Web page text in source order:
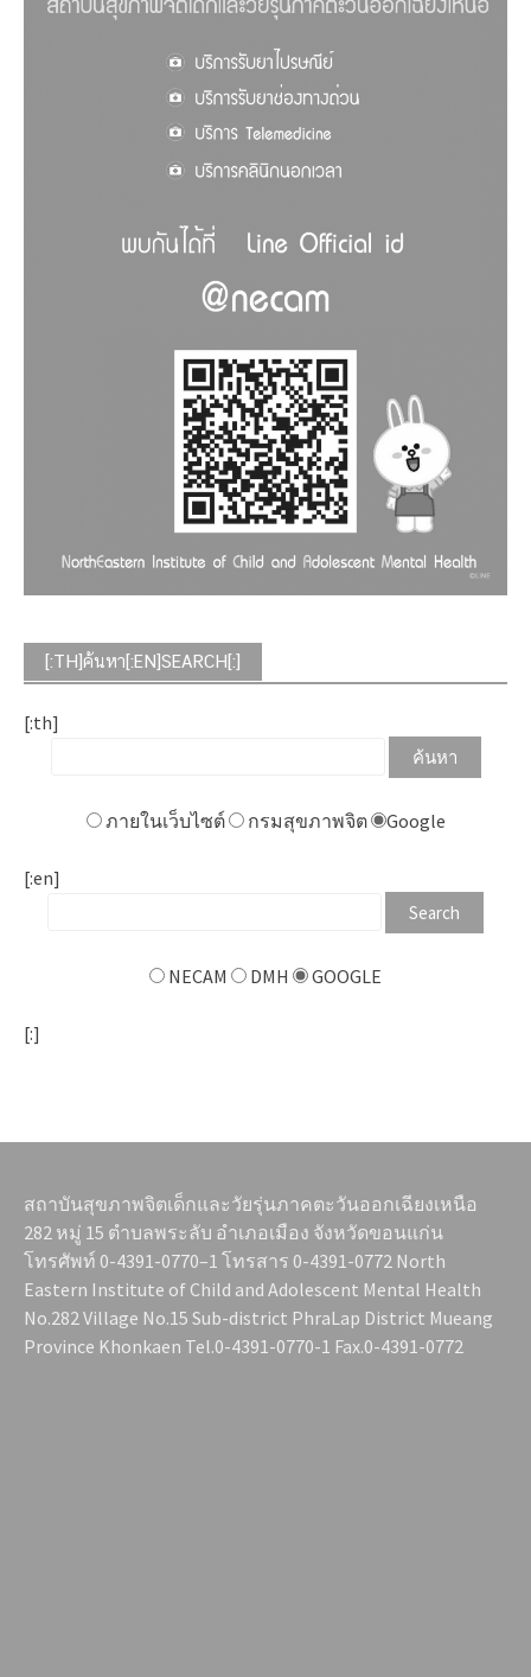
[:TH]ค้นหา[:EN]SEARCH[:]
[:th]
ภายในเว็บไซต์ กรมสุขภาพจิต Google
[:en]
NECAM DMH GOOGLE
[:]
สถาบันสุขภาพจิตเด็กและวัยรุ่นภาคตะวันออกเฉียงเหนือ
282 หมู่ 15 ตำบลพระลับ อำเภอเมือง จังหวัดขอนแก่น
โทรศัพท์ 0-4391-0770–1 โทรสาร 0-4391-0772 North
Eastern Institute of Child and Adolescent Mental Health
No.282 Village No.15 Sub-district PhraLap District Mueang
Province Khonkaen Tel.0-4391-0770-1 Fax.0-4391-0772